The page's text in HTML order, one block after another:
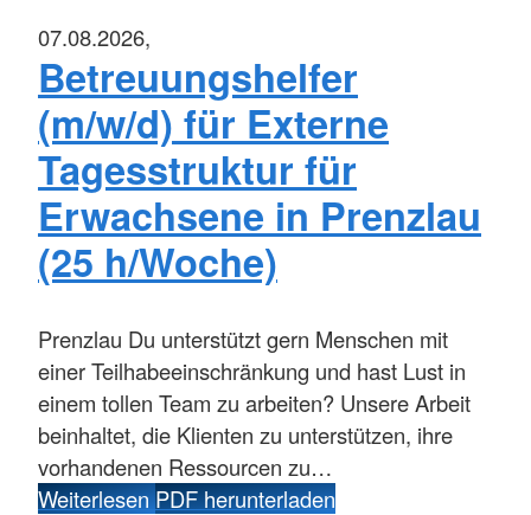
07.08.2026,
Betreuungshelfer
(m/w/d) für Externe
Tagesstruktur für
Erwachsene in Prenzlau
(25 h/Woche)
Prenzlau Du unterstützt gern Menschen mit
einer Teilhabeeinschränkung und hast Lust in
einem tollen Team zu arbeiten? Unsere Arbeit
beinhaltet, die Klienten zu unterstützen, ihre
vorhandenen Ressourcen zu…
WeiterlesenPDF herunterladen